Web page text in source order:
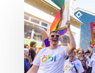
date.